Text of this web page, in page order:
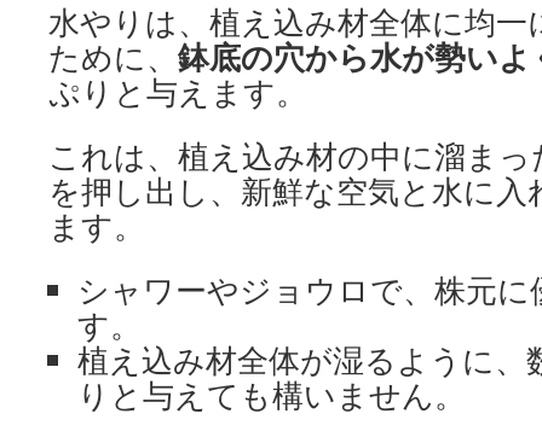
水やりは、植え込み材全体に均
ために、 鉢底の穴から水が勢い
ぷりと与えます。
これは、植え込み材の中に溜ま
を押し出し、新鮮な空気と水に
ます。
シャワーやジョウロで、株元
す。
植え込み材全体が湿るように、
りと与えても構いません。